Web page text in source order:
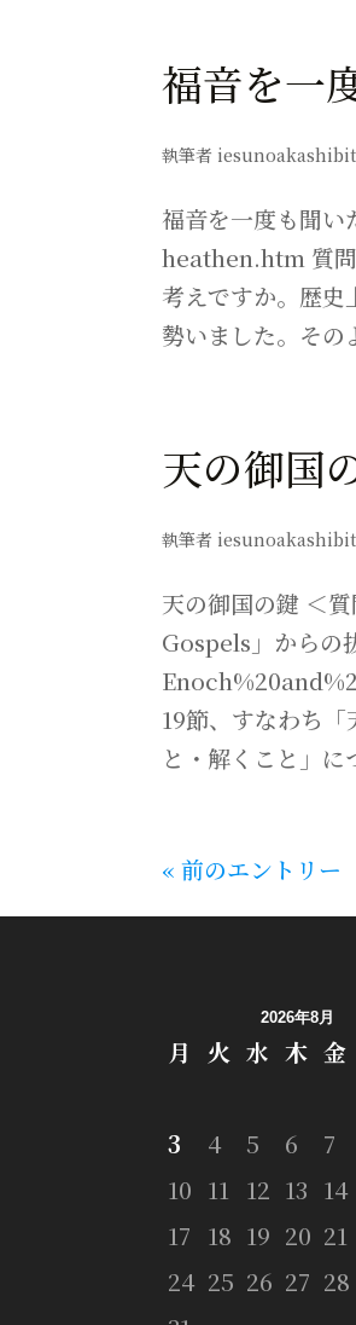
福音を一
執筆者
福音を一度も聞
heathen.htm 質
考えですか。歴
勢いました。その
天の御国
執筆者
天の御国の鍵 ＜
Gospels」から
19節、すなわち
と・解くこと」
« 前のエントリー
2026年8月
月 火 水 木 金
3
4 5 6 7
10 11 12 13 14
17 18 19 20 21
24 25 26 27 28